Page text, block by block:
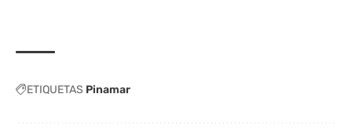
ETIQUETAS Pinamar